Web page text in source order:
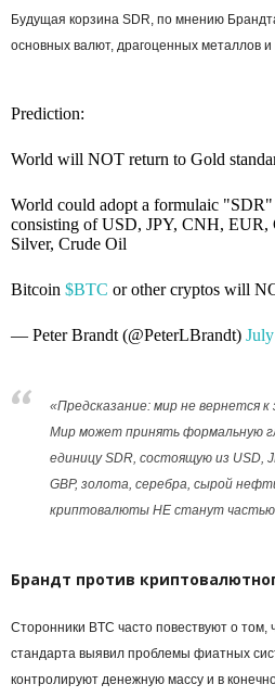
Будущая корзина SDR, по мнению
основных валют, драгоценных металлов
Prediction:
World will NOT return to Gold
World could adopt a formulaic
consisting of USD, JPY, CNH,
Silver, Crude Oil
Bitcoin $BTC or other cryptos will
— Peter Brandt (@PeterLBrandt)
«Предсказание: мир не вернется
Мир может принять формальную
единицу SDR, состоящую из USD,
GBP, золота, серебра, сырой
криптовалюты НЕ станут частью
Брандт против
Сторонники BTC часто повествуют о том,
стандарта выявил проблемы фиатных
контролируют денежную массу и в